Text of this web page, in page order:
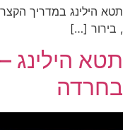
תטא הילינג במדריך
, בירור […]
תטא הילינג
בחרדה